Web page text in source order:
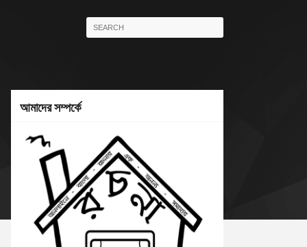
আমাদের সম্পর্কে